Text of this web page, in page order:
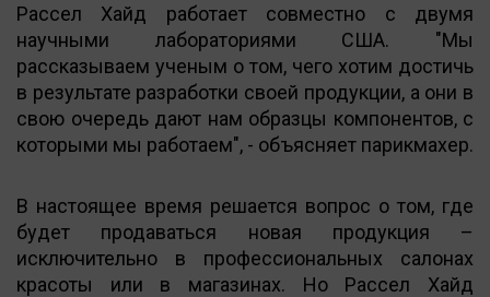
Рассел Хайд работает совместно с двумя
научными лабораториями США. "Мы
рассказываем ученым о том, чего хотим достичь
в результате разработки своей продукции, а они в
свою очередь дают нам образцы компонентов, с
которыми мы работаем", - объясняет парикмахер.
В настоящее время решается вопрос о том, где
будет продаваться новая продукция –
исключительно в профессиональных салонах
красоты или в магазинах. Но Рассел Хайд